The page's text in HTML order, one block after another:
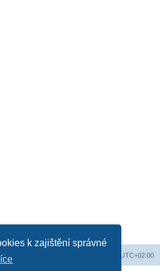
k zajištění správné
UTC+02:00